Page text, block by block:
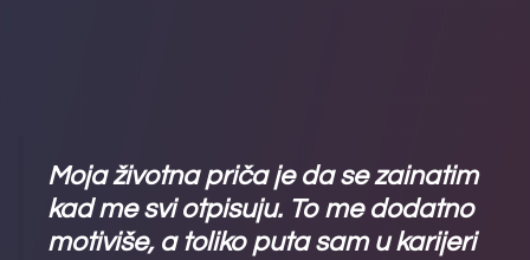
Moja životna priča je da se zainatim
kad me svi otpisuju. To me dodatno
motiviše, a toliko puta sam u karijeri